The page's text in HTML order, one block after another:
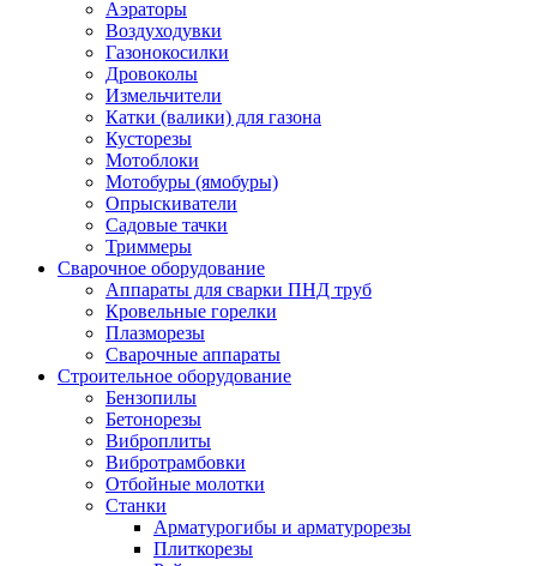
Аэраторы
Воздуходувки
Газонокосилки
Дровоколы
Измельчители
Катки (валики) для газона
Кусторезы
Мотоблоки
Мотобуры (ямобуры)
Опрыскиватели
Садовые тачки
Триммеры
Сварочное оборудование
Аппараты для сварки ПНД труб
Кровельные горелки
Плазморезы
Сварочные аппараты
Строительное оборудование
Бензопилы
Бетонорезы
Виброплиты
Вибротрамбовки
Отбойные молотки
Станки
Арматурогибы и арматурорезы
Плиткорезы